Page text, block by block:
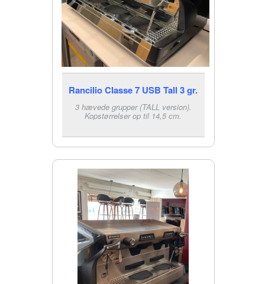
Rancilio Classe 7 USB Tall 3 gr.
3 hævede grupper (TALL version).
Kopstørrelser op til 14,5 cm.